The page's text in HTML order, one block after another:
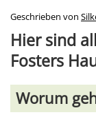
Geschrieben von
Hier sind
Fosters
Worum